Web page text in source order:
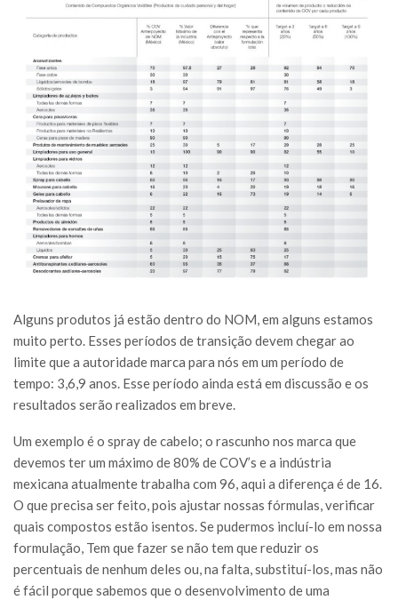
Alguns produtos já estão dentro do NOM, em alguns estamos
muito perto. Esses períodos de transição devem chegar ao
limite que a autoridade marca para nós em um período de
tempo: 3,6,9 anos. Esse período ainda está em discussão e os
resultados serão realizados em breve.
Um exemplo é o spray de cabelo; o rascunho nos marca que
devemos ter um máximo de 80% de COV’s e a indústria
mexicana atualmente trabalha com 96, aqui a diferença é de 16.
O que precisa ser feito, pois ajustar nossas fórmulas, verificar
quais compostos estão isentos. Se pudermos incluí-lo em nossa
formulação, Tem que fazer se não tem que reduzir os
percentuais de nenhum deles ou, na falta, substituí-los, mas não
é fácil porque sabemos que o desenvolvimento de uma